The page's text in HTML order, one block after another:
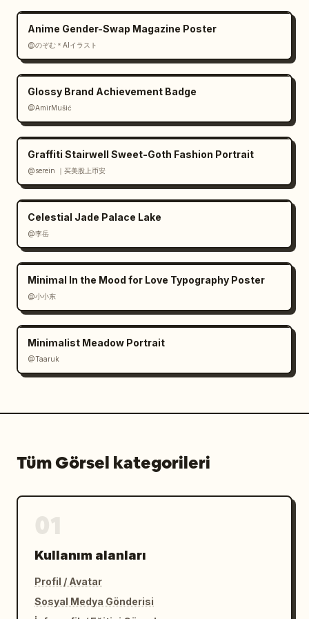
Anime Gender-Swap Magazine Poster
@のぞむ＊AIイラスト
Glossy Brand Achievement Badge
@AmirMušić
Graffiti Stairwell Sweet-Goth Fashion Portrait
@serein ｜买美股上币安
Celestial Jade Palace Lake
@李岳
Minimal In the Mood for Love Typography Poster
@小小东
Minimalist Meadow Portrait
@Taaruk
Tüm Görsel kategorileri
Kullanım alanları
Profil / Avatar
Sosyal Medya Gönderisi